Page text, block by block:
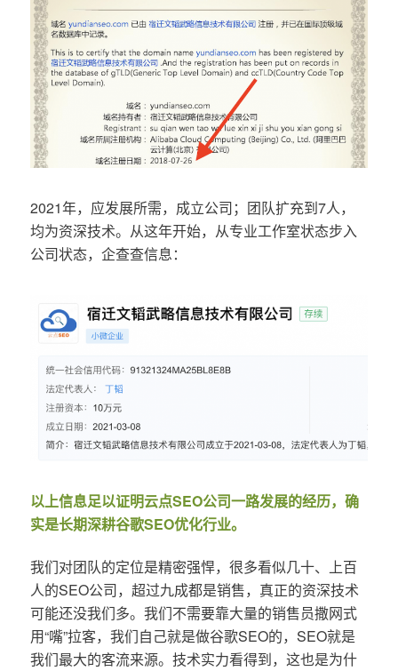
2021年，应发展所需，成立公司；团队扩充到7人，
均为资深技术。从这年开始，从专业工作室状态步入
公司状态，企查查信息：
以上信息足以证明云点SEO公司一路发展的经历，确
实是长期深耕谷歌SEO优化行业。
我们对团队的定位是精密强悍，很多看似几十、上百
人的SEO公司，超过九成都是销售，真正的资深技术
可能还没我们多。我们不需要靠大量的销售员撒网式
用“嘴”拉客，我们自己就是做谷歌SEO的，SEO就是
我们最大的客流来源。技术实力看得到，这也是为什